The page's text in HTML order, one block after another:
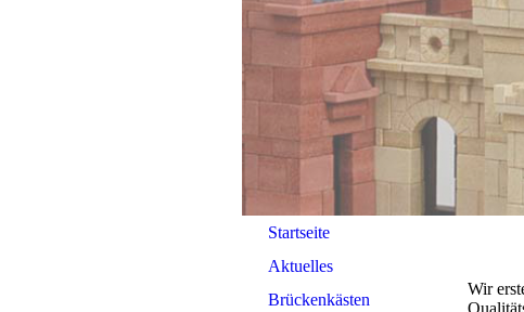
Startseite
Aktuelles
Brückenkästen
Wir